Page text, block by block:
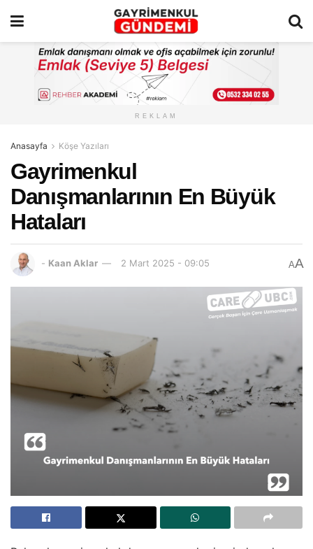
REKLAM
Anasayfa Köşe Yazıları
Gayrimenkul
Danışmanlarının En Büyük
Hataları
- Kaan Aklar 2 Mart 2025 - 09:05 AA